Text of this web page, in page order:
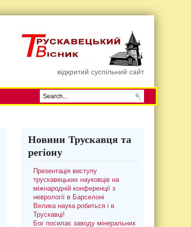
відкритий суспільний сайт
Новини Трускавця та
регіону
Презентація виступу
трускавецьких науковців на
міжнародній конференції з
неврології в Барселоні
Велика наука робиться і в
Трускавці!
Бог посилає заводу мінеральних